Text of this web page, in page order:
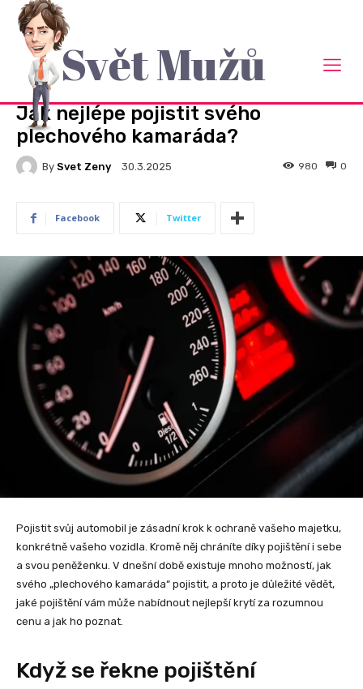
Svět Mužů
Domů Auto Moto
AUTO MOTO
Jak nejlépe pojistit svého
plechového kamaráda?
By Svet Zeny 30.3.2025 0
980
Facebook Twitter
Pojistit svůj automobil je zásadní krok k ochraně vašeho majetku,
konkrétně vašeho vozidla. Kromě něj chráníte díky pojištění i sebe
a svou peněženku. V dnešní době existuje mnoho možností, jak
svého „plechového kamaráda“ pojistit, a proto je důležité vědět,
jaké pojištění vám může nabídnout nejlepší krytí za rozumnou
cenu a jak ho poznat.
Když se řekne pojištění